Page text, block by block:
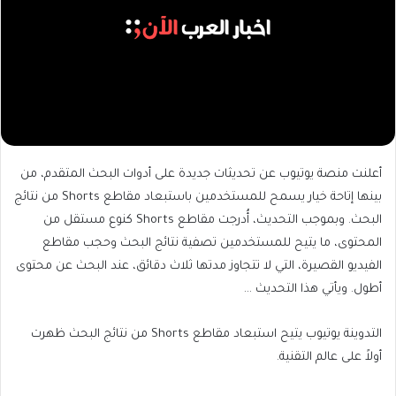
أعلنت منصة يوتيوب عن تحديثات جديدة على أدوات البحث المتقدم، من
بينها إتاحة خيار يسمح للمستخدمين باستبعاد مقاطع Shorts من نتائج
البحث. وبموجب التحديث، أُدرجت مقاطع Shorts كنوع مستقل من
المحتوى، ما يتيح للمستخدمين تصفية نتائج البحث وحجب مقاطع
الفيديو القصيرة، التي لا تتجاوز مدتها ثلاث دقائق، عند البحث عن محتوى
أطول. ويأتي هذا التحديث …
التدوينة يوتيوب يتيح استبعاد مقاطع Shorts من نتائج البحث ظهرت
أولاً على عالم التقنية.